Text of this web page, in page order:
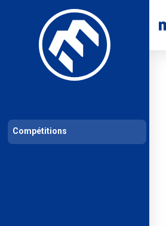
Les compétitions Calendrier de compétitions
Compétitions